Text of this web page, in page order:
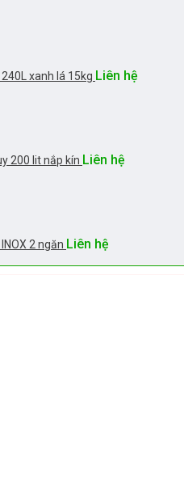
xanh lá 15kg Liên hệ
200 lit nắp kín Liên hệ
2 ngăn Liên hệ